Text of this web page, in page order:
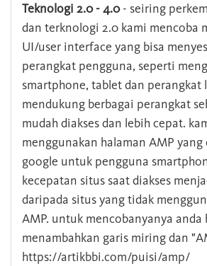
Teknologi 2.0 - 4.0- seiring
dan terknologi 2.0 kami mencoba
UI/user interface yang bisa
perangkat pengguna, seperti
smartphone, tablet dan perangkat
mendukung berbagai perangkat
mudah diakses dan lebih cepat.
menggunakan halaman AMP
google untuk pengguna
kecepatan situs saat diakses
daripada situs yang tidak
AMP. untuk mencobanyanya anda
menambahkan garis miring dan
https://artikbbi.com/puisi/amp/